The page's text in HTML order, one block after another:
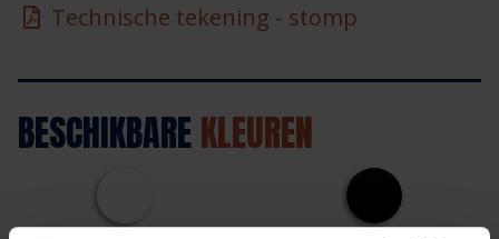
Technische tekening - stomp
BESCHIKBAREKLEUREN